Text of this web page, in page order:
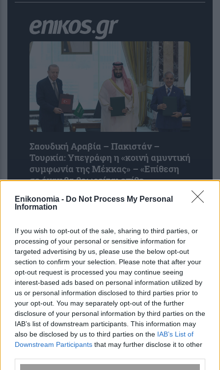
Enikonomia - Do Not Process My Personal
Information
If you wish to opt-out of the sale, sharing to third parties, or
processing of your personal or sensitive information for
targeted advertising by us, please use the below opt-out
section to confirm your selection. Please note that after your
opt-out request is processed you may continue seeing
interest-based ads based on personal information utilized by
us or personal information disclosed to third parties prior to
your opt-out. You may separately opt-out of the further
disclosure of your personal information by third parties on the
IAB’s list of downstream participants. This information may
also be disclosed by us to third parties on the IAB’s List of
Downstream Participants that may further disclose it to other
Σαουδική Αραβία – Πακιστάν –
Τουρκία: Υπεγράφη η «κοινή αμυντική
συμφωνία της Μέκκας» – «Επίθεση
σε έναν θα θεωρείται επίθε...
Φωτιά σε χαμηλή βλάστηση στο
Μαρκόπουλο Αττικής